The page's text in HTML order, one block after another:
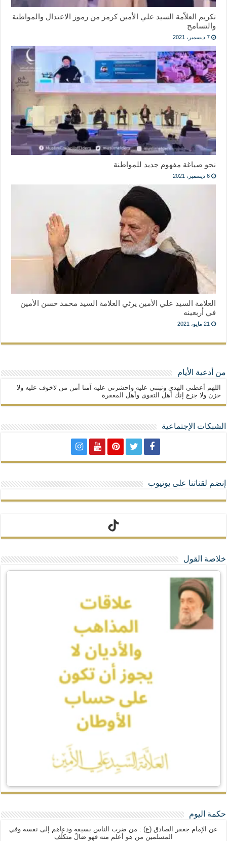
تكريم العلاّمة السيد علي الأمين كرمز من رموز الاعتدال والمواطنة
والتسامح
7 ديسمبر، 2021
نحو صياغة مفهوم جديد للمواطنة
6 ديسمبر، 2021
العلامة السيد علي الأمين يرثي العلامة السيد محمد حسن الأمين
في أربعينه
21 مايو، 2021
من أدعية الأيام
اللهم أعطني الهدى وثبتني عليه واحشرني عليه آمنا أمن من لاخوف عليه ولا
حزن ولا جزع إنك أهل التقوى وأهل المغفرة
الشبكات الإجتماعية
إنضم لقناتنا على يوتيوب
تيك توك
خلاصة القول
حكمة اليوم
عن الإمام جعفر الصادق (ع) : من ضرب الناس بسيفه ودعاهم إلى نفسه وفي
المسلمين من هو أعلم منه فهو ضالّ متكلّف